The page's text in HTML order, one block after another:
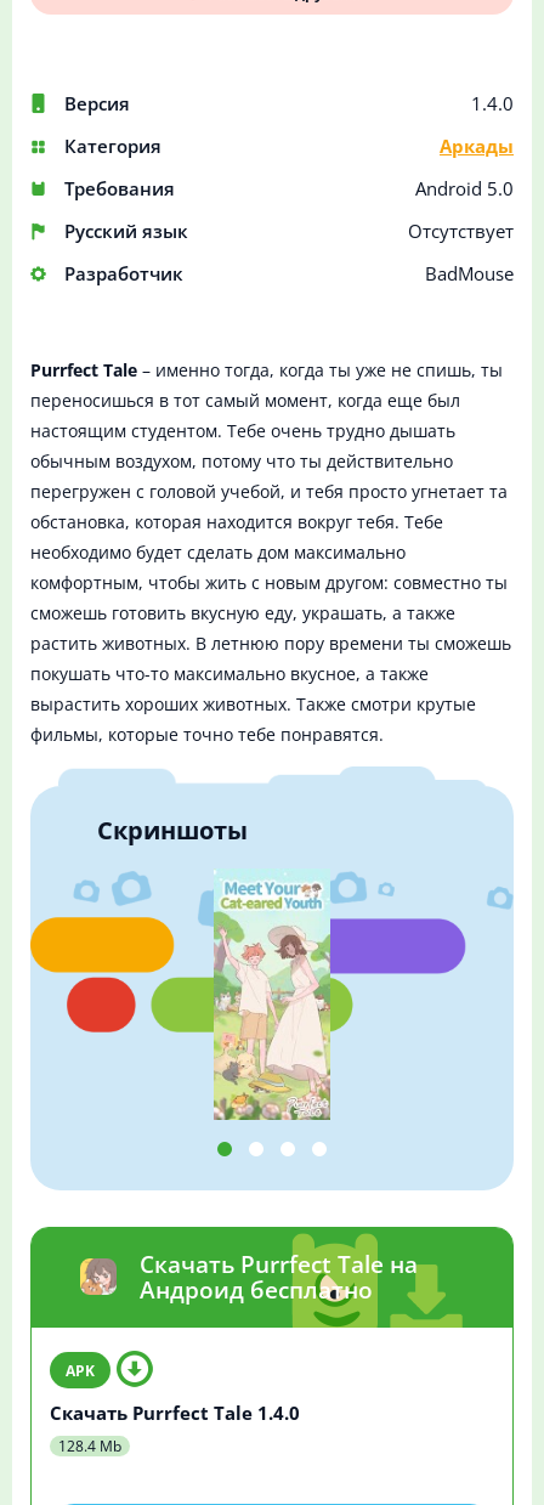
Версия
1.4.0
Категория
Аркады
Требования
Android 5.0
Русский язык
Отсутствует
Разработчик
BadMouse
Purrfect Tale – именно тогда, когда ты уже не спишь, ты
переносишься в тот самый момент, когда еще был
настоящим студентом. Тебе очень трудно дышать
обычным воздухом, потому что ты действительно
перегружен с головой учебой, и тебя просто угнетает та
обстановка, которая находится вокруг тебя. Тебе
необходимо будет сделать дом максимально
комфортным, чтобы жить с новым другом: совместно ты
сможешь готовить вкусную еду, украшать, а также
растить животных. В летнюю пору времени ты сможешь
покушать что-то максимально вкусное, а также
вырастить хороших животных. Также смотри крутые
фильмы, которые точно тебе понравятся.
Скриншоты
Скачать Purrfect Tale на
Андроид бесплатно
Скачать Purrfect Tale 1.4.0
128.4 Mb